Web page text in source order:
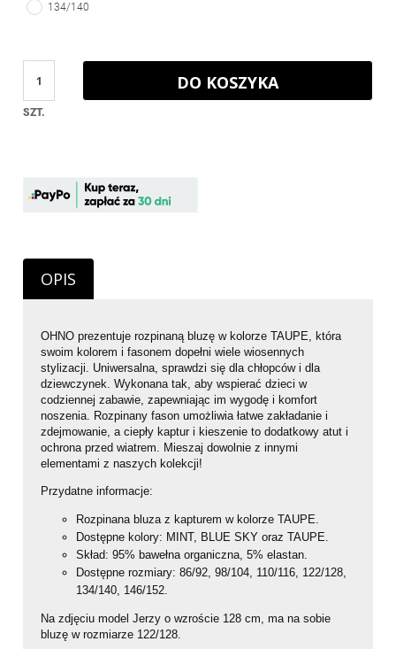
134/140
SZT.
DO KOSZYKA
OPIS
OHNO prezentuje rozpinaną bluzę w kolorze TAUPE, która
swoim kolorem i fasonem dopełni wiele wiosennych
stylizacji. Uniwersalna, sprawdzi się dla chłopców i dla
dziewczynek. Wykonana tak, aby wspierać dzieci w
codziennej zabawie, zapewniając im wygodę i komfort
noszenia. Rozpinany fason umożliwia łatwe zakładanie i
zdejmowanie, a ciepły kaptur i kieszenie to dodatkowy atut i
ochrona przed wiatrem. Mieszaj dowolnie z innymi
elementami z naszych kolekcji!
Przydatne informacje:
Rozpinana bluza z kapturem w kolorze TAUPE.
Dostępne kolory: MINT, BLUE SKY oraz TAUPE.
Skład: 95% bawełna organiczna, 5% elastan.
Dostępne rozmiary: 86/92, 98/104, 110/116, 122/128,
134/140, 146/152.
Na zdjęciu model Jerzy o wzroście 128 cm, ma na sobie
bluzę w rozmiarze 122/128.